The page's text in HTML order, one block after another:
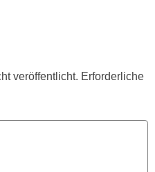
veröffentlicht. Erforderliche